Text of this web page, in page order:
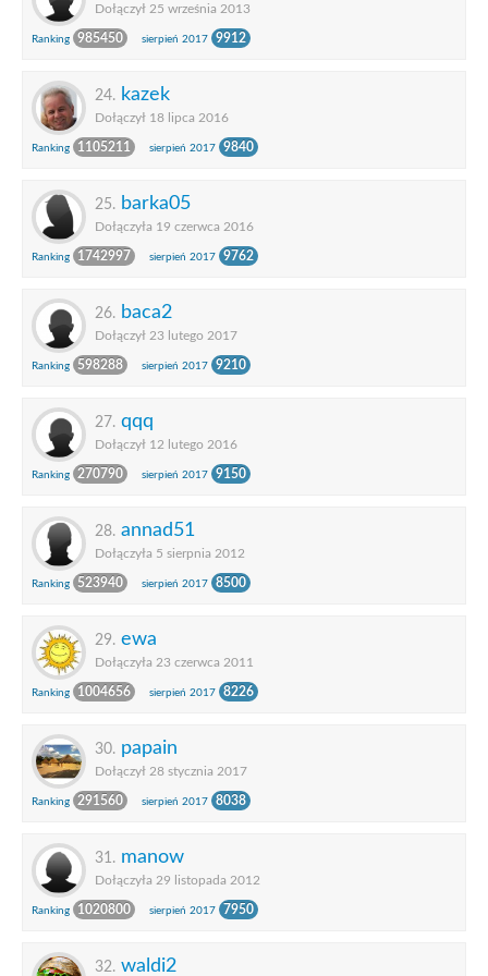
Dołączył 25 września 2013
Ranking 985450 sierpień 2017 9912
24. kazek
Dołączył 18 lipca 2016
Ranking 1105211 sierpień 2017 9840
25. barka05
Dołączyła 19 czerwca 2016
Ranking 1742997 sierpień 2017 9762
26. baca2
Dołączył 23 lutego 2017
Ranking 598288 sierpień 2017 9210
27. qqq
Dołączył 12 lutego 2016
Ranking 270790 sierpień 2017 9150
28. annad51
Dołączyła 5 sierpnia 2012
Ranking 523940 sierpień 2017 8500
29. ewa
Dołączyła 23 czerwca 2011
Ranking 1004656 sierpień 2017 8226
30. papain
Dołączył 28 stycznia 2017
Ranking 291560 sierpień 2017 8038
31. manow
Dołączyła 29 listopada 2012
Ranking 1020800 sierpień 2017 7950
32. waldi2